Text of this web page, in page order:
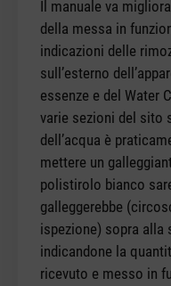
Il manuale va
della messa in
indicazioni delle
sull’esterno
essenze e del Water
varie sezioni del sito
dell’acqua è
mettere un
polistirolo bianco
galleggerebbe
ispezione) sopra alla
indicandone la
ricevuto e messo in